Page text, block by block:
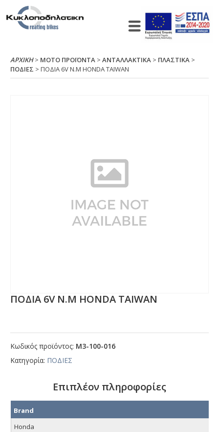
ΑΡΧΙΚΉ> ΜΟΤΟ ΠΡΟΪΟΝΤΑ >ΑΝΤΑΛΛΑΚΤΙΚΑ > ΠΛΑΣΤΙΚΑ >
ΠΟΔΙΕΣ > ΠΟΔΙΑ 6V Ν.Μ ΗΟΝDΑ ΤΑΙWΑΝ
ΠΟΔΙΑ 6V Ν.Μ ΗΟΝDΑ ΤΑΙWΑΝ
Κωδικός προϊόντος: Μ3-100-016
Κατηγορία: ΠΟΔΙΕΣ
Επιπλέον πληροφορίες
Brand
Honda